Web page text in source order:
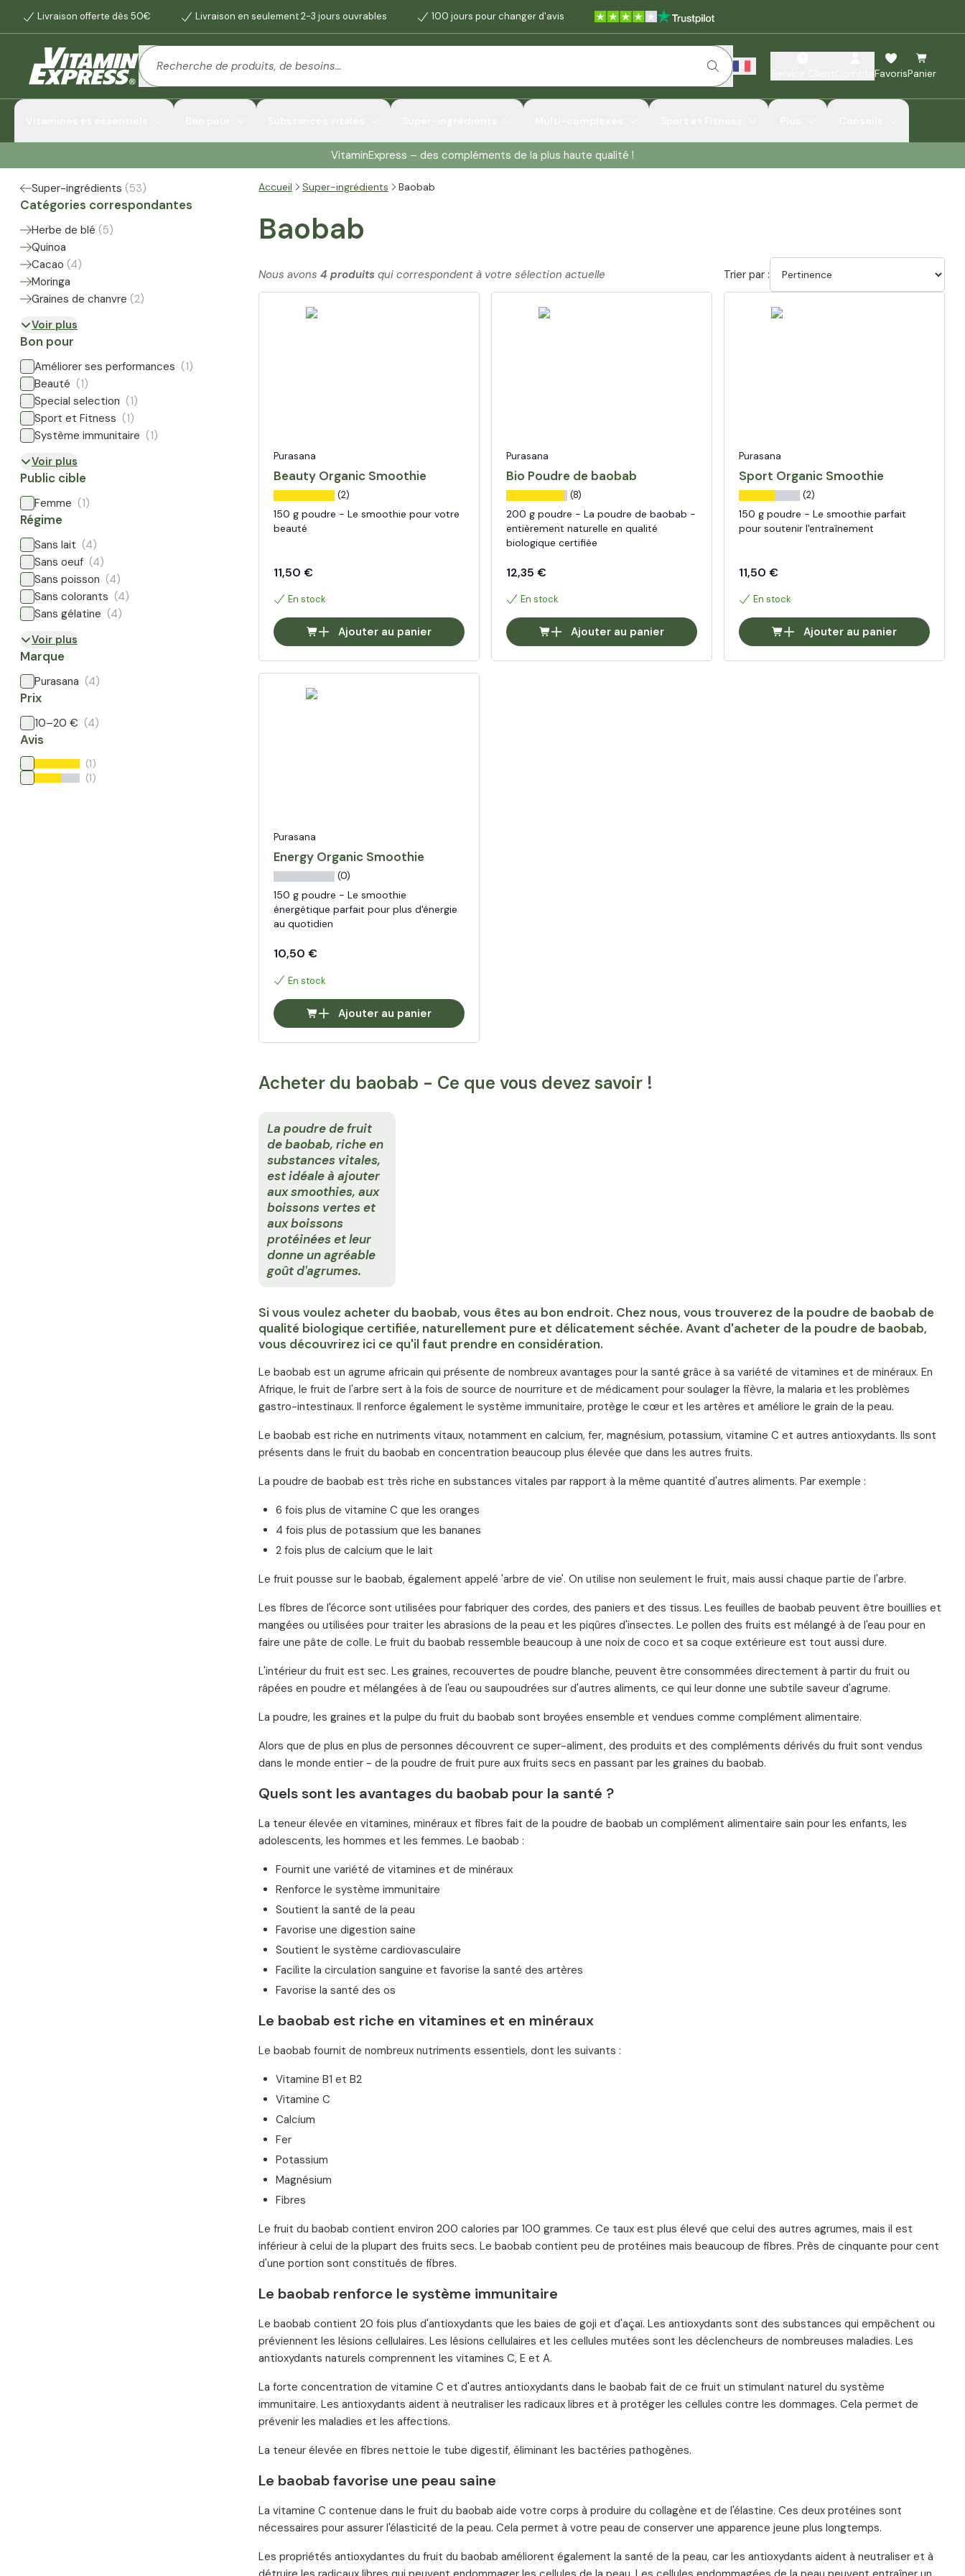
Livraison offerte dès 50€ Livraison en seulement 2-3 jours ouvrables 100 jours pour changer d'avis
FavorisPanier
VitaminExpress – des compléments de la plus haute qualité !
Super-ingrédients (53)
Catégories correspondantes
Herbe de blé (5)
Quinoa
Cacao (4)
Moringa
Graines de chanvre (2)
Voir plus
Bon pour
Améliorer ses performances (1)
Beauté (1)
Special selection (1)
Sport et Fitness (1)
Système immunitaire (1)
Voir plus
Public cible
Femme (1)
Régime
Sans lait (4)
Sans oeuf (4)
Sans poisson (4)
Sans colorants (4)
Sans gélatine (4)
Voir plus
Marque
Purasana (4)
Prix
10–20 € (4)
Avis
(1)
(1)
Accueil Super-ingrédients Baobab
Baobab
Nous avons 4 produits qui correspondent à votre sélection actuelle Trier par :
Purasana
Beauty Organic Smoothie
(2)
150 g poudre - Le smoothie pour votre
beauté
11,50 €
En stock
Ajouter au panier
Purasana
Bio Poudre de baobab
(8)
200 g poudre - La poudre de baobab -
entièrement naturelle en qualité
biologique certifiée
12,35 €
En stock
Ajouter au panier
Purasana
Sport Organic Smoothie
(2)
150 g poudre - Le smoothie parfait
pour soutenir l'entraînement
11,50 €
En stock
Ajouter au panier
Purasana
Energy Organic Smoothie
(0)
150 g poudre - Le smoothie
énergétique parfait pour plus d'énergie
au quotidien
10,50 €
En stock
Ajouter au panier
Acheter du baobab - Ce que vous devez savoir !
La poudre de fruit
de baobab, riche en
substances vitales,
est idéale à ajouter
aux smoothies, aux
boissons vertes et
aux boissons
protéinées et leur
donne un agréable
goût d'agrumes.
Si vous voulez acheter du baobab, vous êtes au bon endroit. Chez nous, vous trouverez de la poudre de baobab de
qualité biologique certifiée, naturellement pure et délicatement séchée. Avant d'acheter de la poudre de baobab,
vous découvrirez ici ce qu'il faut prendre en considération.
Le baobab est un agrume africain qui présente de nombreux avantages pour la santé grâce à sa variété de vitamines et de minéraux. En
Afrique, le fruit de l'arbre sert à la fois de source de nourriture et de médicament pour soulager la fièvre, la malaria et les problèmes
gastro-intestinaux. Il renforce également le système immunitaire, protège le cœur et les artères et améliore le grain de la peau.
Le baobab est riche en nutriments vitaux, notamment en calcium, fer, magnésium, potassium, vitamine C et autres antioxydants. Ils sont
présents dans le fruit du baobab en concentration beaucoup plus élevée que dans les autres fruits.
La poudre de baobab est très riche en substances vitales par rapport à la même quantité d'autres aliments. Par exemple :
6 fois plus de vitamine C que les oranges
4 fois plus de potassium que les bananes
2 fois plus de calcium que le lait
Le fruit pousse sur le baobab, également appelé 'arbre de vie'. On utilise non seulement le fruit, mais aussi chaque partie de l'arbre.
Les fibres de l'écorce sont utilisées pour fabriquer des cordes, des paniers et des tissus. Les feuilles de baobab peuvent être bouillies et
mangées ou utilisées pour traiter les abrasions de la peau et les piqûres d'insectes. Le pollen des fruits est mélangé à de l'eau pour en
faire une pâte de colle. Le fruit du baobab ressemble beaucoup à une noix de coco et sa coque extérieure est tout aussi dure.
L'intérieur du fruit est sec. Les graines, recouvertes de poudre blanche, peuvent être consommées directement à partir du fruit ou
râpées en poudre et mélangées à de l'eau ou saupoudrées sur d'autres aliments, ce qui leur donne une subtile saveur d'agrume.
La poudre, les graines et la pulpe du fruit du baobab sont broyées ensemble et vendues comme complément alimentaire.
Alors que de plus en plus de personnes découvrent ce super-aliment, des produits et des compléments dérivés du fruit sont vendus
dans le monde entier - de la poudre de fruit pure aux fruits secs en passant par les graines du baobab.
Quels sont les avantages du baobab pour la santé ?
La teneur élevée en vitamines, minéraux et fibres fait de la poudre de baobab un complément alimentaire sain pour les enfants, les
adolescents, les hommes et les femmes. Le baobab :
Fournit une variété de vitamines et de minéraux
Renforce le système immunitaire
Soutient la santé de la peau
Favorise une digestion saine
Soutient le système cardiovasculaire
Facilite la circulation sanguine et favorise la santé des artères
Favorise la santé des os
Le baobab est riche en vitamines et en minéraux
Le baobab fournit de nombreux nutriments essentiels, dont les suivants :
Vitamine B1 et B2
Vitamine C
Calcium
Fer
Potassium
Magnésium
Fibres
Le fruit du baobab contient environ 200 calories par 100 grammes. Ce taux est plus élevé que celui des autres agrumes, mais il est
inférieur à celui de la plupart des fruits secs. Le baobab contient peu de protéines mais beaucoup de fibres. Près de cinquante pour cent
d'une portion sont constitués de fibres.
Le baobab renforce le système immunitaire
Le baobab contient 20 fois plus d'antioxydants que les baies de goji et d'açaï. Les antioxydants sont des substances qui empêchent ou
préviennent les lésions cellulaires. Les lésions cellulaires et les cellules mutées sont les déclencheurs de nombreuses maladies. Les
antioxydants naturels comprennent les vitamines C, E et A.
La forte concentration de vitamine C et d'autres antioxydants dans le baobab fait de ce fruit un stimulant naturel du système
immunitaire. Les antioxydants aident à neutraliser les radicaux libres et à protéger les cellules contre les dommages. Cela permet de
prévenir les maladies et les affections.
La teneur élevée en fibres nettoie le tube digestif, éliminant les bactéries pathogènes.
Le baobab favorise une peau saine
La vitamine C contenue dans le fruit du baobab aide votre corps à produire du collagène et de l'élastine. Ces deux protéines sont
nécessaires pour assurer l'élasticité de la peau. Cela permet à votre peau de conserver une apparence jeune plus longtemps.
Les propriétés antioxydantes du fruit du baobab améliorent également la santé de la peau, car les antioxydants aident à neutraliser et à